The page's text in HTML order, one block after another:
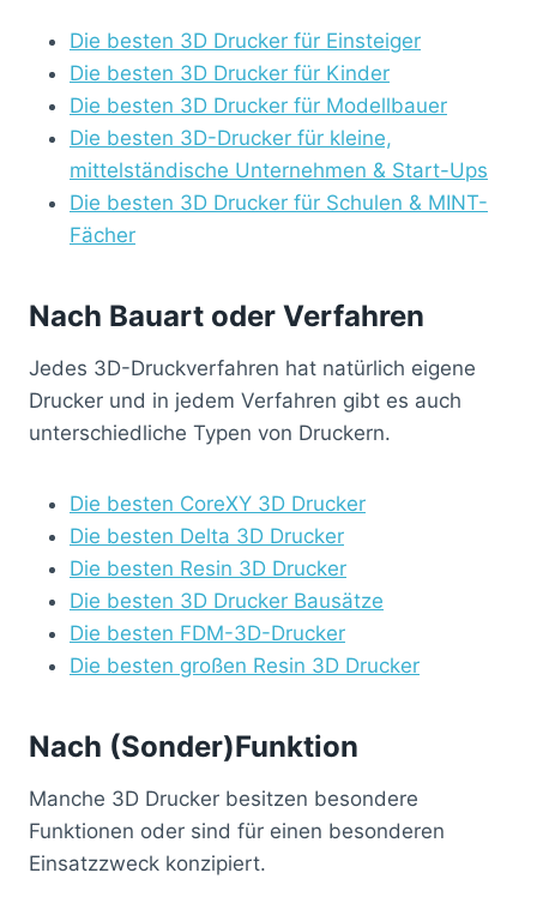
Die besten 3D Drucker für Einsteiger
Die besten 3D Drucker für Kinder
Die besten 3D Drucker für Modellbauer
Die besten 3D-Drucker für kleine,
mittelständische Unternehmen & Start-Ups
Die besten 3D Drucker für Schulen & MINT-
Fächer
Nach Bauart oder Verfahren
Jedes 3D-Druckverfahren hat natürlich eigene
Drucker und in jedem Verfahren gibt es auch
unterschiedliche Typen von Druckern.
Die besten CoreXY 3D Drucker
Die besten Delta 3D Drucker
Die besten Resin 3D Drucker
Die besten 3D Drucker Bausätze
Die besten FDM-3D-Drucker
Die besten großen Resin 3D Drucker
Nach (Sonder)Funktion
Manche 3D Drucker besitzen besondere
Funktionen oder sind für einen besonderen
Einsatzzweck konzipiert.